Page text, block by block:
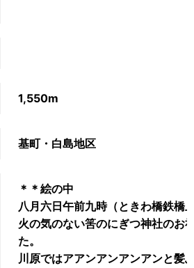
1,550m
基町・白島地区
＊＊絵の中
八月六日午前九時（ときわ橋鉄橋
火の気のない筈のにぎつ神社のお
た。
川原ではアアンアンアンアンと髪